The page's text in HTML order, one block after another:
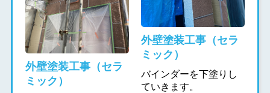
外壁塗装工事（セラ
ミック）
外壁塗装工事（セラ
ミック）
バインダーを下塗りし
ていきます。